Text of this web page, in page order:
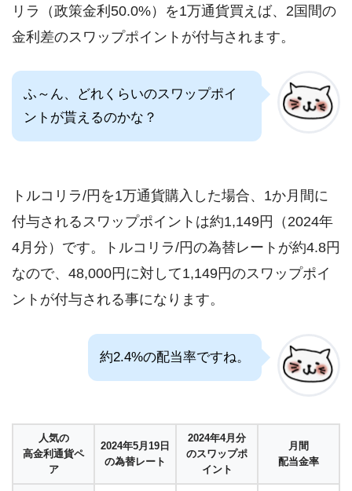
リラ（政策金利50.0%）を1万通貨買えば、2国間の
金利差のスワップポイントが付与されます。
ふ～ん、どれくらいのスワップポイ
ントが貰えるのかな？
トルコリラ/円を1万通貨購入した場合、1か月間に
付与されるスワップポイントは約1,149円（2024年
4月分）です。トルコリラ/円の為替レートが約4.8円
なので、48,000円に対して1,149円のスワップポイ
ントが付与される事になります。
約2.4%の配当率ですね。
人気の
高金利通貨ペ
ア
2024年5月19日
の為替レート
2024年4月分
のスワップポ
イント
月間
配当金率